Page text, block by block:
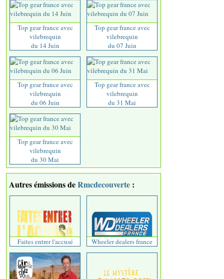
Top gear france avec
vilebrequin
du 14 Juin
Top gear france avec
vilebrequin
du 07 Juin
Top gear france avec
vilebrequin
du 06 Juin
Top gear france avec
vilebrequin
du 31 Mai
Top gear france avec
vilebrequin
du 30 Mai
Autres émissions deRmcdecouverte :
Faites entrer l'accusé Wheeler dealers france